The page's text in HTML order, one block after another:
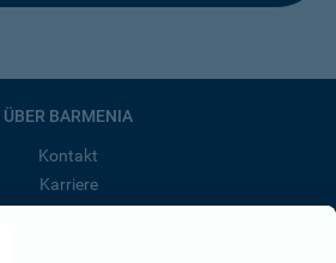
ÜBER BARMENIA
Kontakt
Karriere